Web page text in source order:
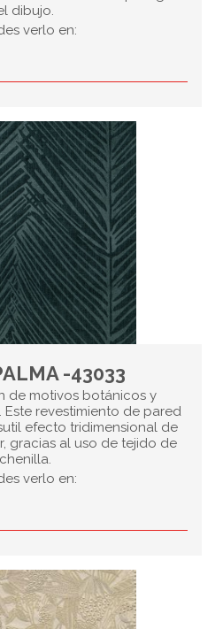
dibujo.
verlo en:
-43033
de motivos botánicos y
Este revestimiento de pared
efecto tridimensional de
gracias al uso de tejido de
chenilla.
verlo en: